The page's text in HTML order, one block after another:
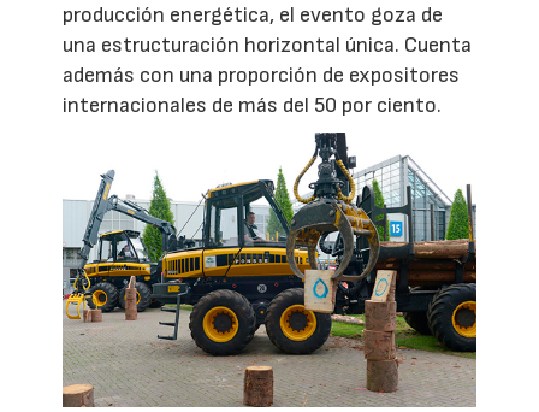
producción energética, el evento goza de
una estructuración horizontal única. Cuenta
además con una proporción de expositores
internacionales de más del 50 por ciento.